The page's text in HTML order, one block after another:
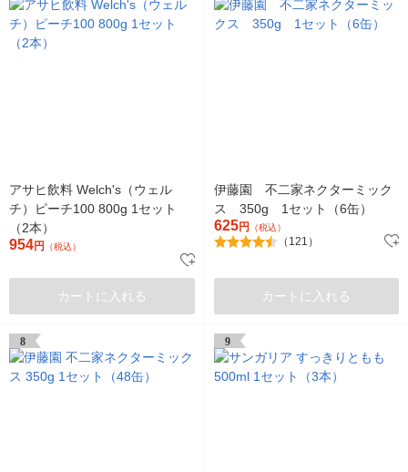
アサヒ飲料 Welch's（ウェル
チ）ピーチ100 800g 1セット
（2本）
954円 （税込）
カートに入れる
伊藤園 不二家ネクターミック
ス 350g 1セット（6缶）
625円 （税込）
（121）
カートに入れる
8 9